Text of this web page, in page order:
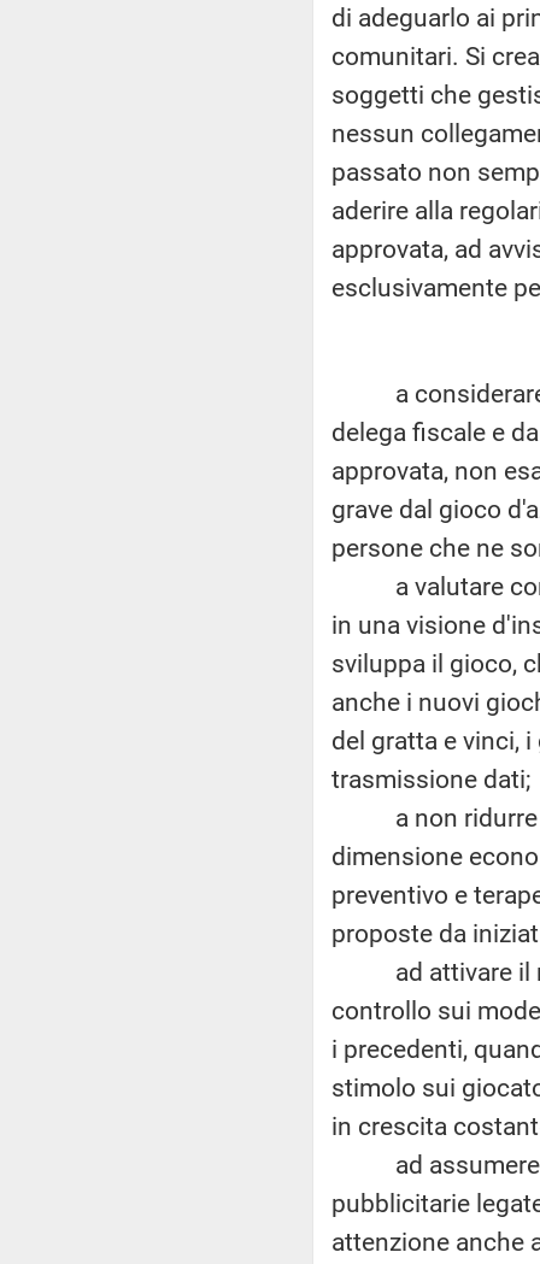
di adeguarlo ai
comunitari. Si
soggetti che
nessun
passato non
aderire alla
approvata, ad
esclusivamente
a considerare
delega fiscale e
approvata, non
grave dal gioco
persone che ne
a valutare
in una visione
sviluppa il gioco,
anche i nuovi
del gratta e vinci,
trasmissione dati;
a non ridurre le
dimensione
preventivo e
proposte da
ad attivare il
controllo sui
i precedenti,
stimolo sui
in crescita
ad assumere
pubblicitarie
attenzione anche